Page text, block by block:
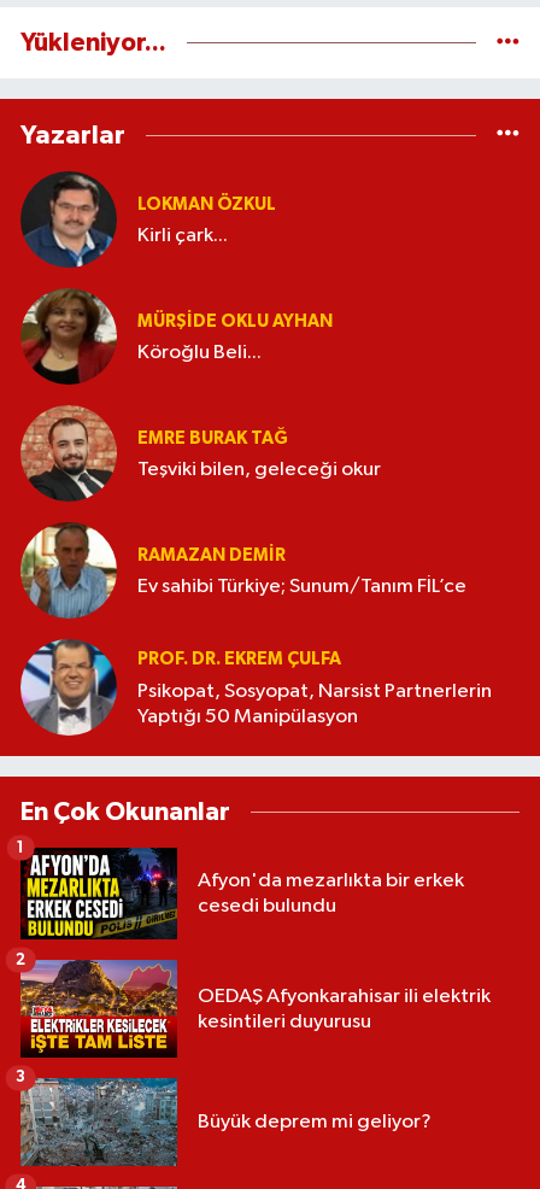
Yükleniyor...
Yazarlar
LOKMAN ÖZKUL
Kirli çark...
MÜRŞIDE OKLU AYHAN
Köroğlu Beli...
EMRE BURAK TAĞ
Teşviki bilen, geleceği okur
RAMAZAN DEMİR
Ev sahibi Türkiye; Sunum/Tanım FİL’ce
PROF. DR. EKREM ÇULFA
Psikopat, Sosyopat, Narsist Partnerlerin
Yaptığı 50 Manipülasyon
En Çok Okunanlar
Afyon'da mezarlıkta bir erkek
cesedi bulundu
1
OEDAŞ Afyonkarahisar ili elektrik
kesintileri duyurusu
2
Büyük deprem mi geliyor?
3